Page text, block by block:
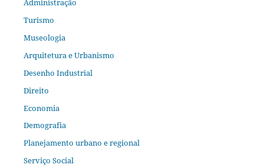
Administração
Turismo
Museologia
Arquitetura e Urbanismo
Desenho Industrial
Direito
Economia
Demografia
Planejamento urbano e regional
Serviço Social